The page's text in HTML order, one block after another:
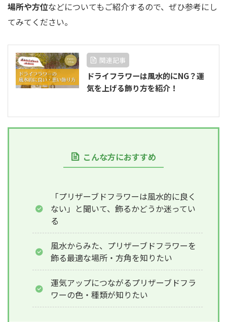
場所や方位などについてもご紹介するので、ぜひ参考にし
てみてください。
関連記事
ドライフラワーは風水的にNG？運
気を上げる飾り方を紹介！
こんな方におすすめ
「プリザーブドフラワーは風水的に良く
ない」と聞いて、飾るかどうか迷ってい
る
風水からみた、プリザーブドフラワーを
飾る最適な場所・方角を知りたい
運気アップにつながるプリザーブドフラ
ワーの色・種類が知りたい